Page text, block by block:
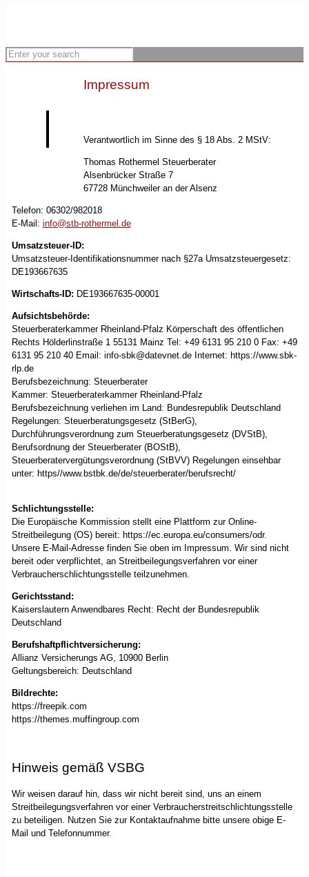
Impressum
Verantwortlich im Sinne des § 18 Abs. 2 MStV:
Thomas Rothermel Steuerberater
Alsenbrücker Straße 7
67728 Münchweiler an der Alsenz
Telefon: 06302/982018
E-Mail: info@stb-rothermel.de
Umsatzsteuer-ID:
Umsatzsteuer-Identifikationsnummer nach §27a Umsatzsteuergesetz:
DE193667635
Wirtschafts-ID: DE193667635-00001
Aufsichtsbehörde:
Steuerberaterkammer Rheinland-Pfalz Körperschaft des öffentlichen
Rechts Hölderlinstraße 1 55131 Mainz Tel: +49 6131 95 210 0 Fax: +49
6131 95 210 40 Email: info-sbk@datevnet.de Internet: https://www.sbk-
rlp.de
Berufsbezeichnung: Steuerberater
Kammer: Steuerberaterkammer Rheinland-Pfalz
Berufsbezeichnung verliehen im Land: Bundesrepublik Deutschland
Regelungen: Steuerberatungsgesetz (StBerG),
Durchführungsverordnung zum Steuerberatungsgesetz (DVStB),
Berufsordnung der Steuerberater (BOStB),
Steuerberatervergütungsverordnung (StBVV) Regelungen einsehbar
unter: https//www.bstbk.de/de/steuerberater/berufsrecht/
Schlichtungsstelle:
Die Europäische Kommission stellt eine Plattform zur Online-
Streitbeilegung (OS) bereit: https://ec.europa.eu/consumers/odr.
Unsere E-Mail-Adresse finden Sie oben im Impressum. Wir sind nicht
bereit oder verpflichtet, an Streitbeilegungsverfahren vor einer
Verbraucherschlichtungsstelle teilzunehmen.
Gerichtsstand:
Kaiserslautern Anwendbares Recht: Recht der Bundesrepublik
Deutschland
Berufshaftpflichtversicherung:
Allianz Versicherungs AG, 10900 Berlin
Geltungsbereich: Deutschland
Bildrechte:
https://freepik.com
https://themes.muffingroup.com
Hinweis gemäß VSBG
Wir weisen darauf hin, dass wir nicht bereit sind, uns an einem
Streitbeilegungsverfahren vor einer Verbraucherstreitschlichtungsstelle
zu beteiligen. Nutzen Sie zur Kontaktaufnahme bitte unsere obige E-
Mail und Telefonnummer.